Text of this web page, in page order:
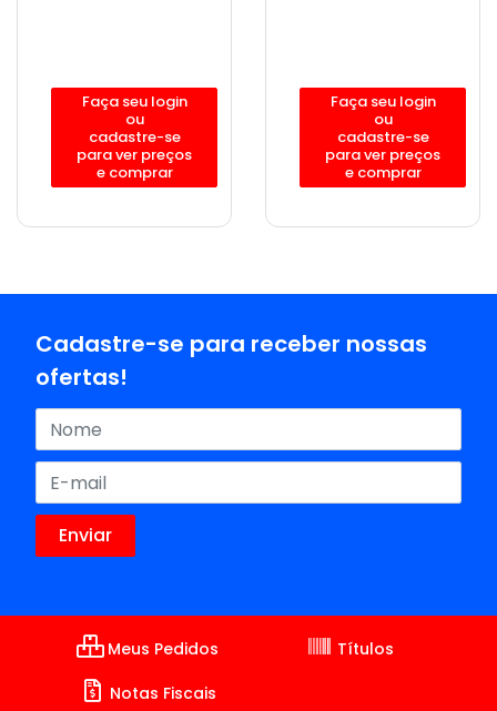
Faça seu login
ou
cadastre-se
para ver preços
e comprar
Faça seu login
ou
cadastre-se
para ver preços
e comprar
Cadastre-se para receber nossas
ofertas!
Meus Pedidos
Títulos
Notas Fiscais